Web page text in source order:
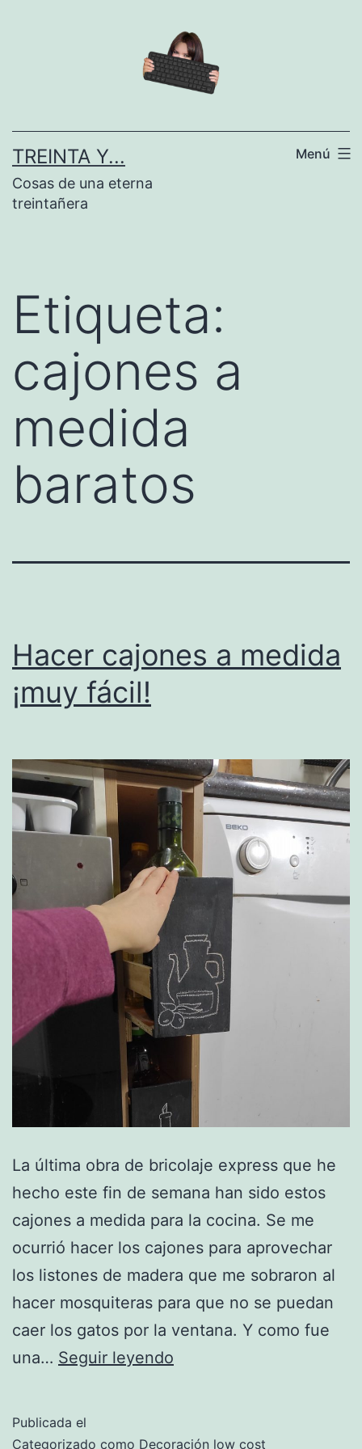
TREINTA Y...
Cosas de una eterna
treintañera
Menú
Etiqueta:
cajones a
medida
baratos
Hacer cajones a medida
¡muy fácil!
La última obra de bricolaje express que he
hecho este fin de semana han sido estos
cajones a medida para la cocina. Se me
ocurrió hacer los cajones para aprovechar
los listones de madera que me sobraron al
hacer mosquiteras para que no se puedan
caer los gatos por la ventana. Y como fue
una… Seguir leyendo
medida
Publicada el
Categorizado como Decoración low cost